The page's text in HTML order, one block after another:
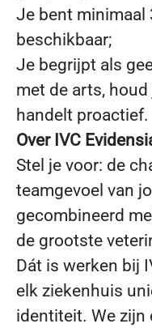
Je bent minimaal
beschikbaar;
Je begrijpt als
met de arts,
handelt proactief.
Over IVC
Stel je voor: de
teamgevoel van
gecombineerd
de grootste
Dát is werken bij
elk ziekenhuis
identiteit. We zijn